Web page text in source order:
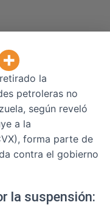
la
petroleras no
según reveló
a la
forma parte de
contra el gobierno
la suspensión: